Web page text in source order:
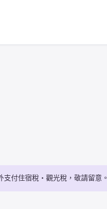
付住宿稅・觀光稅，敬請留意。